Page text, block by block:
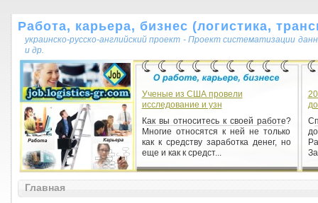
Работа, карьера, бизнес (логистика,
украинско-русско-английский проект - Проект систематизации
и др.
Ученые из США провели
исследование и узн
Как вы относитесь к своей работе?
Многие относятся к ней не только
как к средству заработка денег, но
еще и как к средст...
Главная